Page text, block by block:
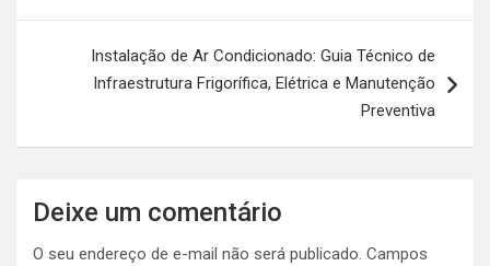
Instalação de Ar Condicionado: Guia Técnico de
Infraestrutura Frigorífica, Elétrica e Manutenção
Preventiva
Deixe um comentário
O seu endereço de e-mail não será publicado. Campos